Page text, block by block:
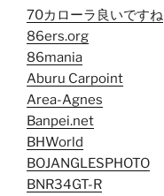
70カローラ良いですね
86ers.org
86mania
Aburu Carpoint
Area-Agnes
Banpei.net
BHWorld
BOJANGLESPHOTO
BNR34GT-R